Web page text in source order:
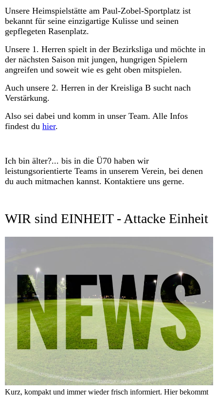
Unsere Heimspielstätte am Paul-Zobel-Sportplatz ist
bekannt für seine einzigartige Kulisse und seinen
gepflegeten Rasenplatz.
Unsere 1. Herren spielt in der Bezirksliga und möchte in
der nächsten Saison mit jungen, hungrigen Spielern
angreifen und soweit wie es geht oben mitspielen.
Auch unsere 2. Herren in der Kreisliga B sucht nach
Verstärkung.
Also sei dabei und komm in unser Team. Alle Infos
findest du hier.
Ich bin älter?... bis in die Ü70 haben wir
leistungsorientierte Teams in unserem Verein, bei denen
du auch mitmachen kannst. Kontaktiere uns gerne.
WIR sind EINHEIT - Attacke Einheit
Kurz, kompakt und immer wieder frisch informiert. Hier bekommt